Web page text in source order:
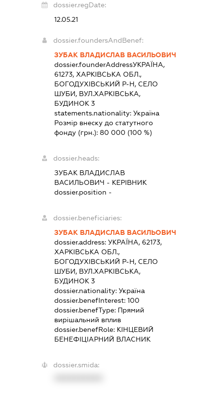
dossier.regDate:
12.05.21
dossier.foundersAndBenef:
ЗУБАК ВЛАДИСЛАВ ВАСИЛЬОВИЧ
dossier.founderAddressУКРАЇНА,
61273, ХАРКІВСЬКА ОБЛ.,
БОГОДУХІВСЬКИЙ Р-Н, СЕЛО
ШУБИ, ВУЛ.ХАРКІВСЬКА,
БУДИНОК 3
statements.nationality: Україна
Розмір внеску до статутного
фонду (грн.): 80 000 (100 %)
dossier.heads:
ЗУБАК ВЛАДИСЛАВ
ВАСИЛЬОВИЧ - КЕРІВНИК
dossier.position -
dossier.beneficiaries:
ЗУБАК ВЛАДИСЛАВ ВАСИЛЬОВИЧ
dossier.address: УКРАЇНА, 62173,
ХАРКІВСЬКА ОБЛ.,
БОГОДУХІВСЬКИЙ Р-Н, СЕЛО
ШУБИ, ВУЛ.ХАРКІВСЬКА,
БУДИНОК 3
dossier.nationality: Україна
dossier.benefInterest: 100
dossier.benefType: Прямий
вирішальний вплив
dossier.benefRole: КІНЦЕВИЙ
БЕНЕФІЦІАРНИЙ ВЛАСНИК
dossier.smida: